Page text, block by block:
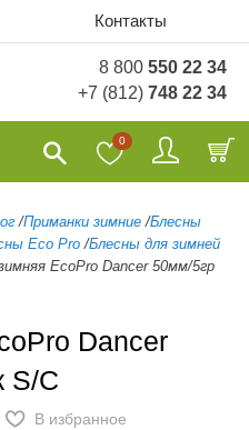
Контакты
8 800 550 22 34
+7 (812) 748 22 34
0
/Приманки зимние /Блесны
Eco Pro /Блесны для зимней
EcoPro Dancer 50мм/5гр
Dancer
S/C
В избранное